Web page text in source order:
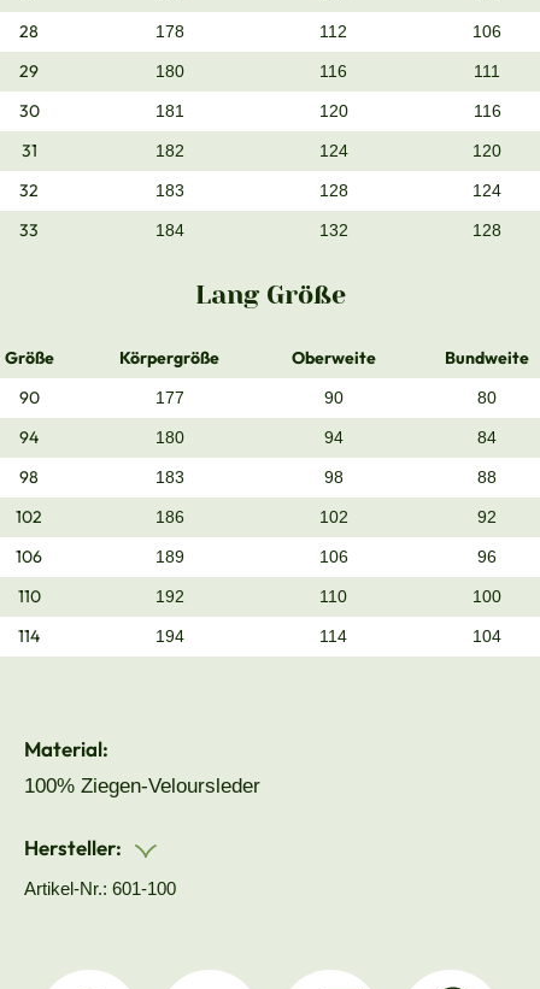
28 178 112 106
29 180 116 111
30 181 120 116
31 182 124 120
32 183 128 124
33 184 132 128
Lang Größe
Größe Körpergröße Oberweite
Bundweite
90
177 90 80
94 180 94 84
98 183 98 88
102 186 102 92
106 189 106 96
110 192 110 100
114 194 114 104
Material:
100% Ziegen-Veloursleder
Hersteller:
Artikel-Nr.: 601-100